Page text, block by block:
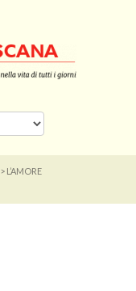
> L’AMORE